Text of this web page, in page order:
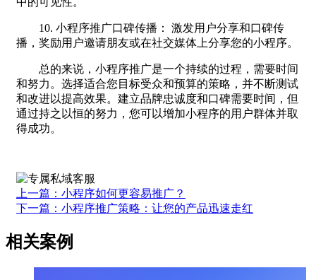
10. 小程序推广口碑传播： 激发用户分享和口碑传
播，奖励用户邀请朋友或在社交媒体上分享您的小程序。
总的来说，小程序推广是一个持续的过程，需要时间
和努力。选择适合您目标受众和预算的策略，并不断测试
和改进以提高效果。建立品牌忠诚度和口碑需要时间，但
通过持之以恒的努力，您可以增加小程序的用户群体并取
得成功。
上一篇：小程序如何更容易推广？
下一篇：小程序推广策略：让您的产品迅速走红
相关案例